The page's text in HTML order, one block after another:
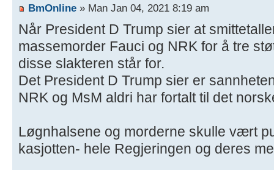
BmOnline » Man Jan 04, 2021 8:19 am
Når President D Trump sier at
massemorder Fauci og NRK for å tre
disse slakteren står for.
Det President D Trump sier er
NRK og MsM aldri har fortalt til det
Løgnhalsene og morderne skulle vært
kasjotten- hele Regjeringen og deres